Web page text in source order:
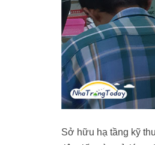
Sở hữu hạ tầng kỹ